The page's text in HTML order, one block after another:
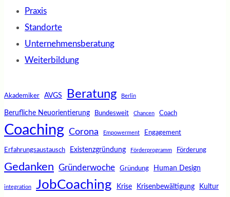
Praxis
Standorte
Unternehmensberatung
Weiterbildung
Akademiker AVGS Beratung Berlin
Berufliche Neuorientierung Bundesweit Chancen Coach
Coaching Corona Empowerment Engagement
Erfahrungsaustausch Existenzgründung Förderprogramm Förderung
Gedanken Gründerwoche Gründung Human Design
integration JobCoaching Krise Krisenbewältigung Kultur